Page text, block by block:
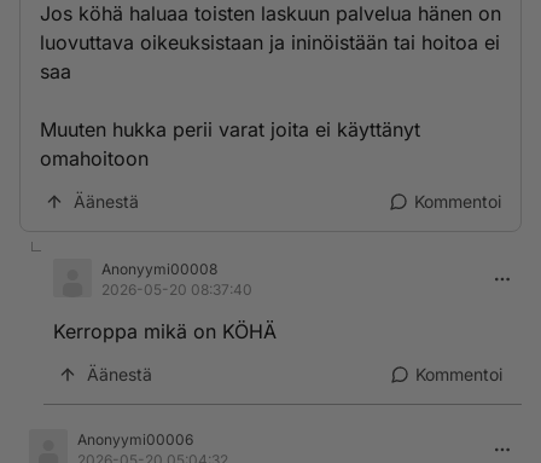
Jos köhä haluaa toisten laskuun palvelua hänen on
luovuttava oikeuksistaan ja ininöistään tai hoitoa ei
saa
Muuten hukka perii varat joita ei käyttänyt
omahoitoon
Äänestä Kommentoi
Anonyymi00008
2026-05-20 08:37:40
Kerroppa mikä on KÖHÄ
Äänestä Kommentoi
Anonyymi00006